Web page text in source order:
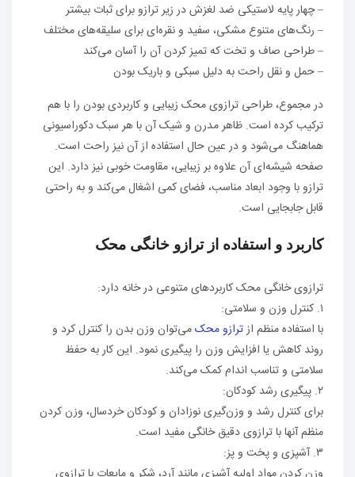
– چهار پایه لاستیکی ضد لغزش در زیر ترازو برای ثبات بیشتر
– رنگ‌های متنوع مشکی، سفید و نقره‌ای برای سلیقه‌های مختلف
– طراحی صاف و تخت که تمیز کردن آن را آسان می‌کند
– حمل و نقل راحت به دلیل سبکی و باریک بودن
در مجموع، طراحی ترازوی محک زیبایی و کاربردی بودن را با هم
ترکیب کرده است. ظاهر مدرن و شیک آن با هر سبک دکوراسیونی
هماهنگ می‌شود و در عین حال استفاده از آن نیز راحت است.
صفحه شیشه‌ای آن علاوه بر زیبایی، مقاومت خوبی نیز دارد. این
ترازو با وجود ابعاد مناسب، فضای کمی اشغال می‌کند و به راحتی
قابل جابجایی است.
کاربرد و استفاده از ترازو خانگی محک
ترازوی خانگی محک کاربردهای متنوعی در خانه دارد:
۱. کنترل وزن و سلامتی:
با استفاده منظم ازترازو محکمی‌توان وزن بدن را کنترل کرد و
روند کاهش یا افزایش وزن را پیگیری نمود. این کار به حفظ
سلامتی و تناسب اندام کمک می‌کند.
۲. پیگیری رشد کودکان:
برای کنترل رشد و وزن‌گیری نوزادان و کودکان خردسال، وزن کردن
منظم آنها با ترازوی دقیق خانگی مفید است.
۳. آشپزی و پخت و پز: